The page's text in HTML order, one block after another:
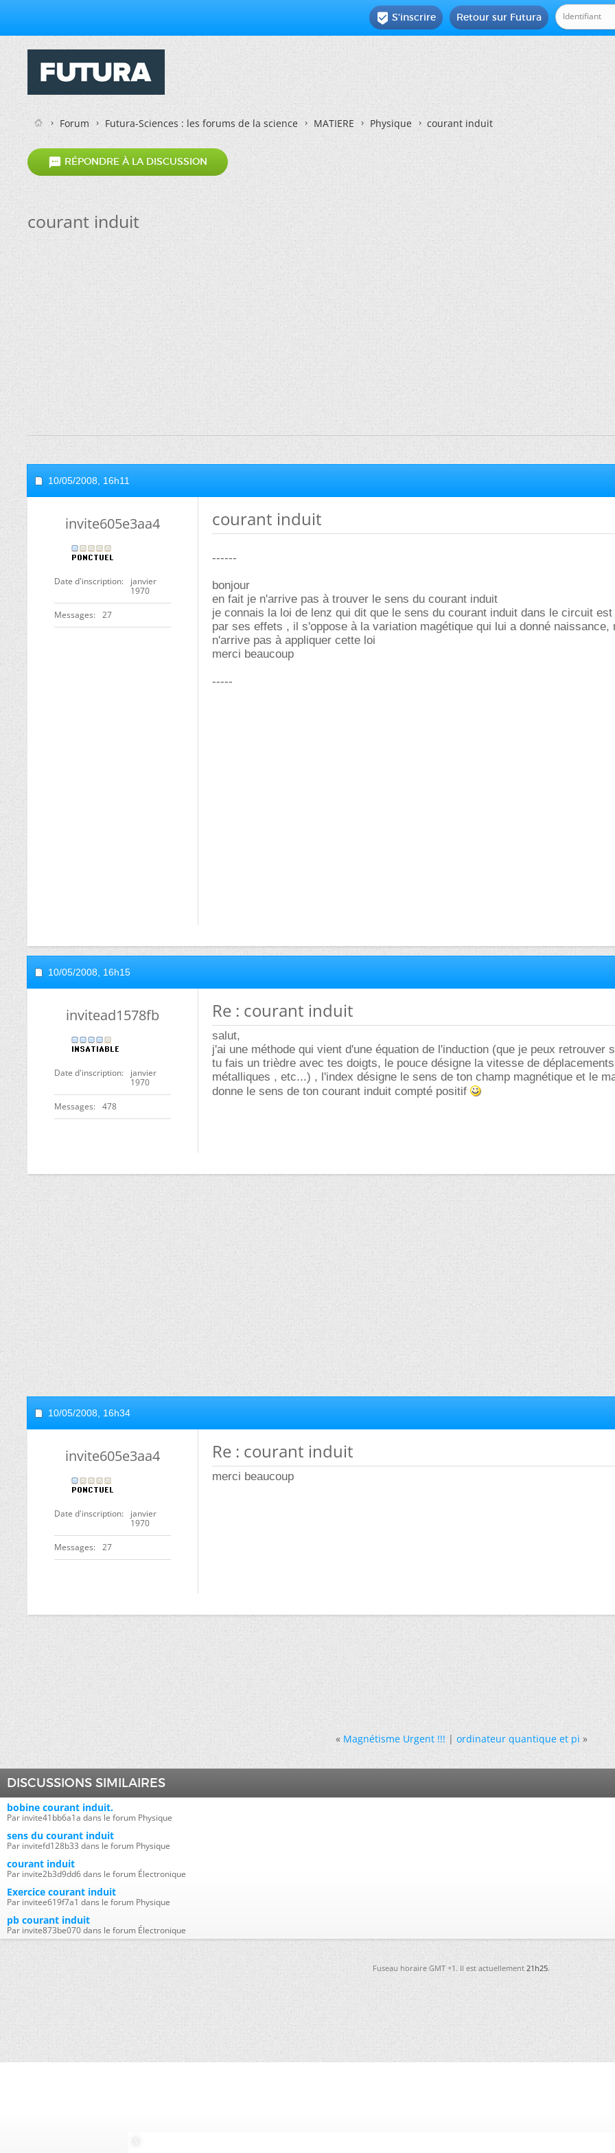
Retour sur Futura
 S'inscrire
Forum Futura-Sciences : les forums de la science MATIERE Physique courant induit
 RÉPONDRE À LA DISCUSSION
courant induit
10/05/2008, 16h11
invite605e3aa4
Date d'inscription
janvier
1970
Messages 27
courant induit
------
bonjour
en fait je n'arrive pas à trouver le sens du courant induit
je connais la loi de lenz qui dit que le sens du courant induit dans le circuit est
par ses effets , il s'oppose à la variation magétique qui lui a donné naissance,
n'arrive pas à appliquer cette loi
merci beaucoup
-----
10/05/2008, 16h15
invitead1578fb
Date d'inscription
janvier
1970
Messages 478
Re : courant induit
salut,
j'ai une méthode qui vient d'une équation de l'induction (que je peux retrouver
tu fais un trièdre avec tes doigts, le pouce désigne la vitesse de
métalliques , etc...) , l'index désigne le sens de ton champ magnétique et le
donne le sens de ton courant induit compté positif
10/05/2008, 16h34
invite605e3aa4
Date d'inscription
janvier
1970
Messages 27
Re : courant induit
merci beaucoup
« Magnétisme Urgent !!!|ordinateur quantique et pi »
DISCUSSIONS SIMILAIRES
bobine courant induit.
Par invite41bb6a1a dans le forum Physique
sens du courant induit
Par invitefd128b33 dans le forum Physique
courant induit
Par invite2b3d9dd6 dans le forum Électronique
Exercice courant induit
Par invitee619f7a1 dans le forum Physique
pb courant induit
Par invite873be070 dans le forum Électronique
Fuseau horaire GMT +1. Il est actuellement21h25.